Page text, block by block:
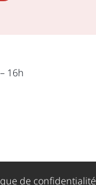
16h
de confidentialité​